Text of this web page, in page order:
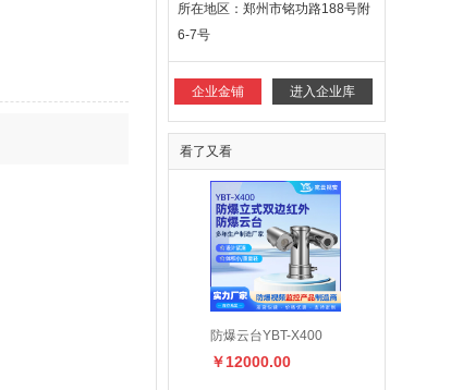
所在地区： 郑州市铭功路188号附
6-7号
企业金铺 进入企业库
看了又看
防爆云台YBT-X400
￥12000.00